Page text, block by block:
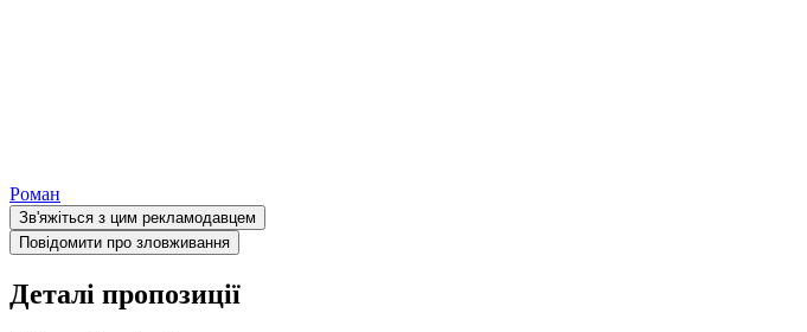
Роман
Зв'яжіться з цим рекламодавцем
Повідомити про зловживання
Деталі пропозиції